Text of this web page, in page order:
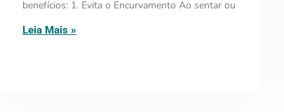
benefícios: 1. Evita o Encurvamento Ao sentar ou
Leia Mais »